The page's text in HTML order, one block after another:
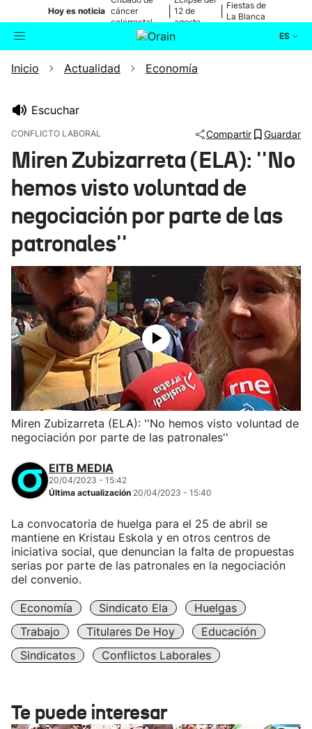
Hoy es noticia cáncer
colorrectal
12 de
agosto
Fiestas de
La Blanca
ES
Buscador Actualidad
Ikusmiran
Eguraldia
Inicio Actualidad Economía
Escuchar
CONFLICTO LABORAL Compartir Guardar
Miren Zubizarreta (ELA): ''No
hemos visto voluntad de
negociación por parte de las
patronales''
Miren Zubizarreta (ELA): ''No hemos visto voluntad de
negociación por parte de las patronales''
EITB MEDIA
20/04/2023 - 15:42
Última actualización 20/04/2023 - 15:40
La convocatoria de huelga para el 25 de abril se
mantiene en Kristau Eskola y en otros centros de
iniciativa social, que denuncian la falta de propuestas
serias por parte de las patronales en la negociación
del convenio.
Economía Sindicato Ela
Huelgas
Trabajo
Titulares De Hoy
Educación
Sindicatos
Conflictos Laborales
Te puede interesar